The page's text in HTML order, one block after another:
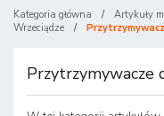
n
n
n
l
Kategoria główna / Artykuły
Wrzeciądze
/
Przytrzymywacze